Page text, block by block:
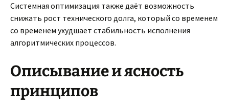
Системная оптимизация также даёт возможность
снижать рост технического долга, который со временем
со временем ухудшает стабильность исполнения
алгоритмических процессов.
Описывание и ясность
принципов